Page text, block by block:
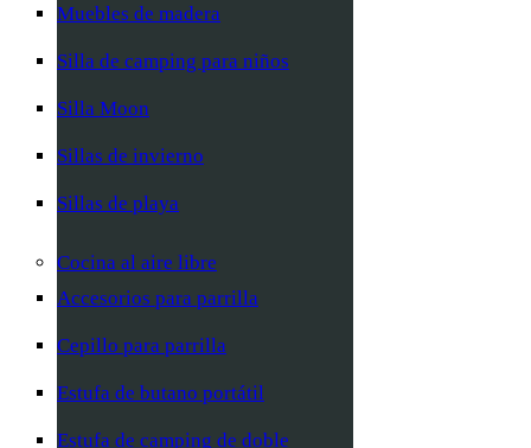
Muebles de madera
Silla de camping para niños
Silla Moon
Sillas de invierno
Sillas de playa
Cocina al aire libre
Accesorios para parrilla
Cepillo para parrilla
Estufa de butano portátil
Estufa de camping de doble